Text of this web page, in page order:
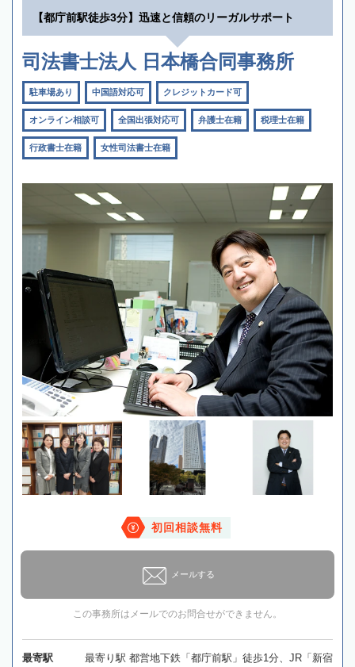
【都庁前駅徒歩3分】迅速と信頼のリーガルサポート
司法書士法人 日本橋合同事務所
駐車場あり 中国語対応可 クレジットカード可
オンライン相談可 全国出張対応可 弁護士在籍 税理士在籍
行政書士在籍 女性司法書士在籍
初回相談無料
メールする
この事務所はメールでのお問合せができません。
最寄駅
最寄り駅 都営地下鉄「都庁前駅」徒歩1分、JR「新宿